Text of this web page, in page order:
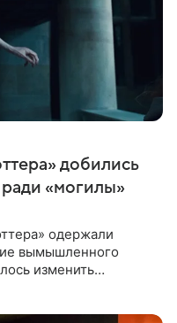
добились
«могилы»
одержали
вымышленного
изменить